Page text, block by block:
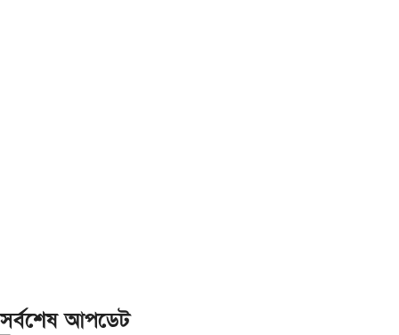
সর্বশেষ আপডেট